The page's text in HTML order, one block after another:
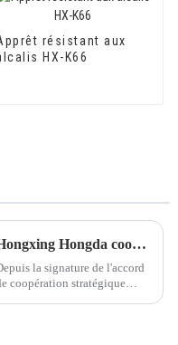
résistant aux
HX-K66
Hongxing Hongda coopère avec Keshun Waterproof Technology Co., Ltd pour apporter un nouvel avenir à l'industrie
la signature de l'accord
coopération stratégique